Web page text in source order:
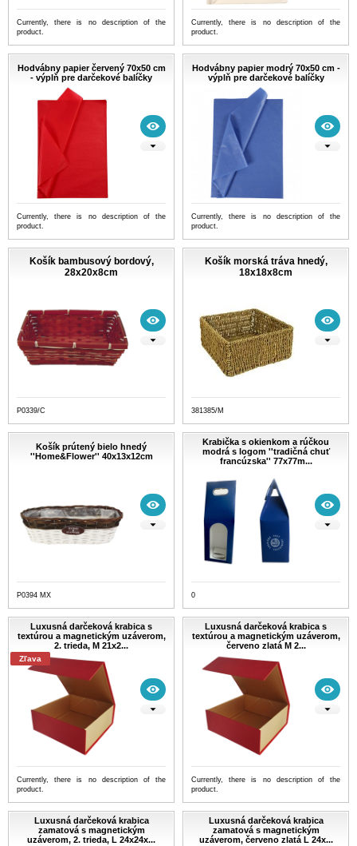
Currently, there is no description of the
product.
Currently, there is no description of the
product.
Hodvábny papier červený 70x50 cm
- výplň pre darčekové balíčky
Currently, there is no description of the
product.
Hodvábny papier modrý 70x50 cm -
výplň pre darčekové balíčky
Currently, there is no description of the
product.
Košík bambusový bordový,
28x20x8cm
P0339/C
Košík morská tráva hnedý,
18x18x8cm
381385/M
Košík prútený bielo hnedý
''Home&Flower'' 40x13x12cm
P0394 MX
Krabička s okienkom a rúčkou
modrá s logom ''tradičná chuť
francúzska'' 77x77m...
0
Luxusná darčeková krabica s
textúrou a magnetickým uzáverom,
2. trieda, M 21x2...
Zľava
Currently, there is no description of the
product.
Luxusná darčeková krabica s
textúrou a magnetickým uzáverom,
červeno zlatá M 2...
Currently, there is no description of the
product.
Luxusná darčeková krabica
zamatová s magnetickým
uzáverom, 2. trieda, L 24x24x...
Luxusná darčeková krabica
zamatová s magnetickým
uzáverom, červeno zlatá L 24x...